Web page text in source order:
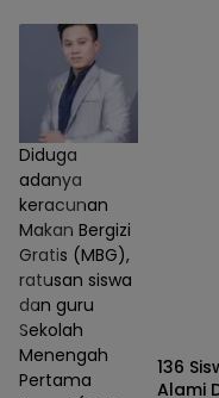
Diduga
adanya
keracunan
Makan Bergizi
Gratis (MBG),
ratusan siswa
dan guru
Sekolah
Menengah
Pertama
136
Alami